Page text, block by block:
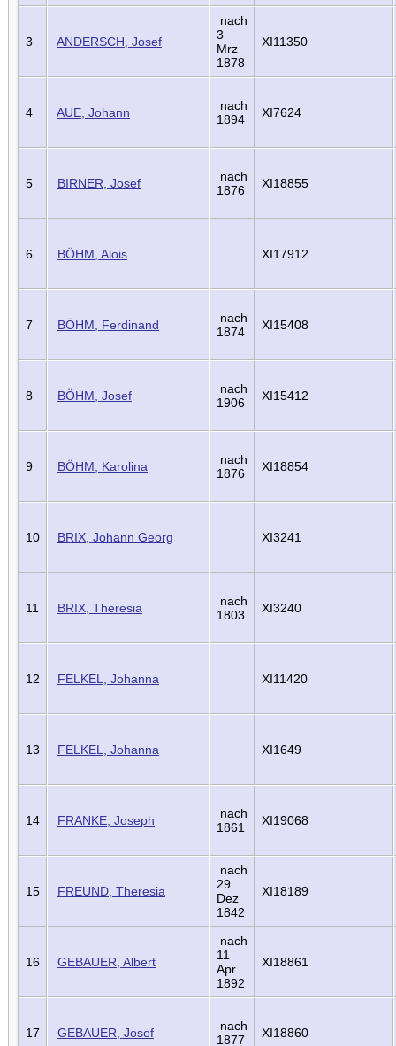
3 ANDERSCH, Josef
nach
3
Mrz
1878
XI11350
4 AUE, Johann
nach
1894
XI7624
5 BIRNER, Josef
nach
1876
XI18855
6 BÖHM, Alois XI17912
7 BÖHM, Ferdinand
nach
1874
XI15408
8 BÖHM, Josef
nach
1906
XI15412
9 BÖHM, Karolina
nach
1876
XI18854
10 BRIX, Johann Georg XI3241
11 BRIX, Theresia
nach
1803
XI3240
12 FELKEL, Johanna XI11420
13 FELKEL, Johanna XI1649
14 FRANKE, Joseph
nach
1861
XI19068
15 FREUND, Theresia
nach
29
Dez
1842
XI18189
16 GEBAUER, Albert
nach
11
Apr
1892
XI18861
17 GEBAUER, Josef
nach
1877
XI18860